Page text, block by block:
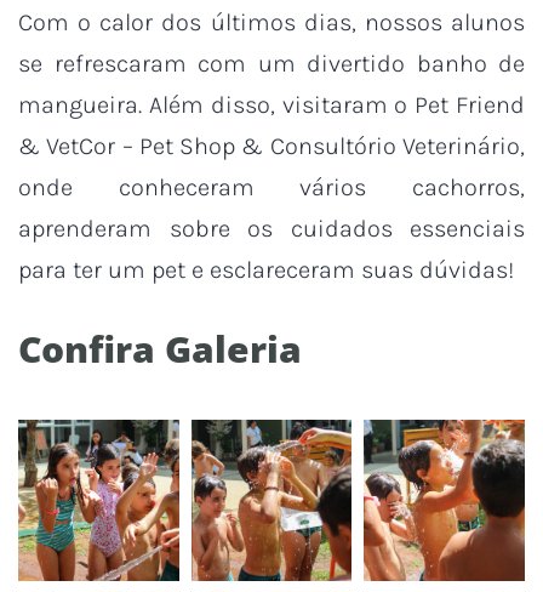
Com o calor dos últimos dias, nossos alunos
se refrescaram com um divertido banho de
mangueira. Além disso, visitaram o Pet Friend
& VetCor – Pet Shop & Consultório Veterinário,
onde conheceram vários cachorros,
aprenderam sobre os cuidados essenciais
para ter um pet e esclareceram suas dúvidas!
Confira Galeria